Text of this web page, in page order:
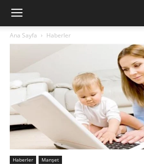
Ana Sayfa Haberler
Haberler Manşet